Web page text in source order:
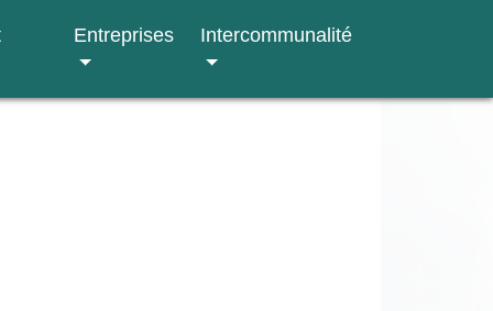
Entreprises Intercommunalité